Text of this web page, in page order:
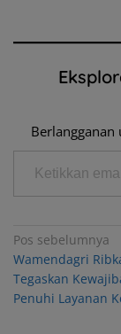
Ketikkan email Anda...
Navigasi
pos
Pos sebelumnya
Wamendagri
Tegaskan
Penuhi Layanan